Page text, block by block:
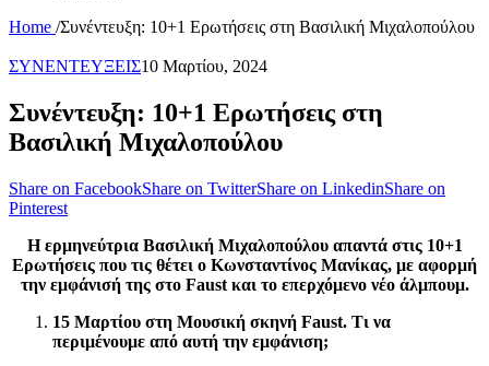
Home /Συνέντευξη: 10+1 Ερωτήσεις στη Βασιλική Μιχαλοπούλου
ΣΥΝΕΝΤΕΥΞΕΙΣ10 Μαρτίου, 2024
Συνέντευξη: 10+1 Ερωτήσεις στη
Βασιλική Μιχαλοπούλου
Share on FacebookShare on TwitterShare on LinkedinShare on
Pinterest
Η ερμηνεύτρια Βασιλική Μιχαλοπούλου απαντά στις 10+1
Ερωτήσεις που τις θέτει ο Κωνσταντίνος Μανίκας, με αφορμή
την εμφάνισή της στο Faust και το επερχόμενο νέο άλμπουμ.
15 Μαρτίου στη Μουσική σκηνή Faust. Τι να
περιμένουμε από αυτή την εμφάνιση;